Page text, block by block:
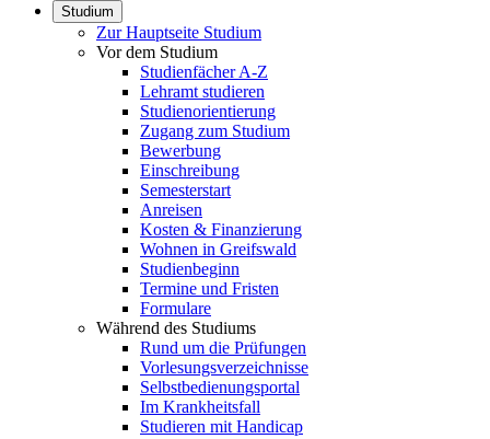
Studium
Zur Hauptseite Studium
Vor dem Studium
Studienfächer A-Z
Lehramt studieren
Studienorientierung
Zugang zum Studium
Bewerbung
Einschreibung
Semesterstart
Anreisen
Kosten & Finanzierung
Wohnen in Greifswald
Studienbeginn
Termine und Fristen
Formulare
Während des Studiums
Rund um die Prüfungen
Vorlesungsverzeichnisse
Selbstbedienungsportal
Im Krankheitsfall
Studieren mit Handicap